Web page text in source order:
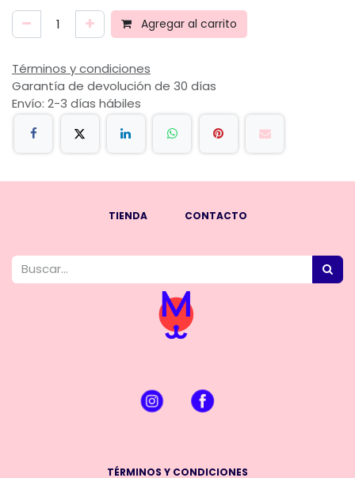
Agregar al carrito
Términos y condiciones
Garantía de devolución de 30 días
Envío: 2-3 días hábiles
TIENDA CONTACTO
TÉRMINOS Y CONDICIONES